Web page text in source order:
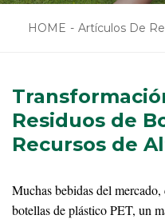
NOSOTRO
HOME - Artículos De
Residuos de
Recursos de
Muchas bebidas del
botellas de plástico PET, un